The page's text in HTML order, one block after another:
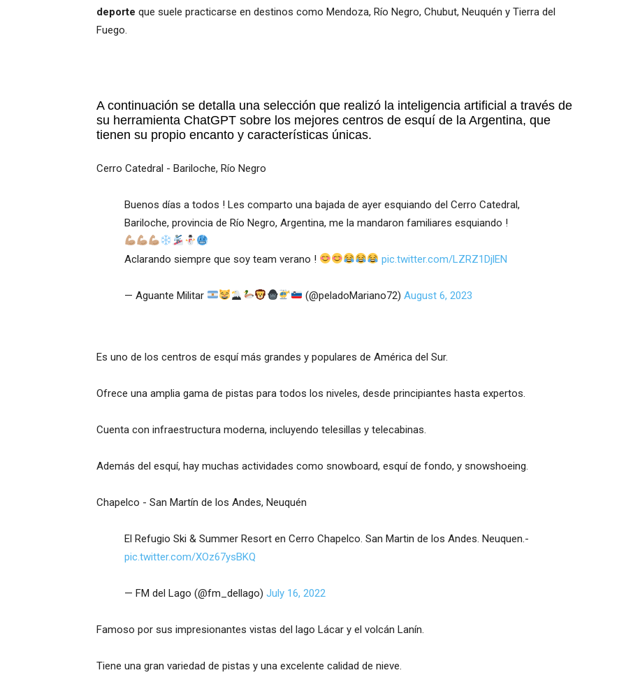
deporte que suele practicarse en destinos como Mendoza, Río Negro, Chubut, Neuquén y Tierra del
Fuego.
A continuación se detalla una selección que realizó la inteligencia artificial a través de
su herramienta ChatGPT sobre los mejores centros de esquí de la Argentina, que
tienen su propio encanto y características únicas.
Cerro Catedral - Bariloche, Río Negro
Buenos días a todos ! Les comparto una bajada de ayer esquiando del Cerro Catedral,
Bariloche, provincia de Río Negro, Argentina, me la mandaron familiares esquiando !
Aclarando siempre que soy team verano ! pic.twitter.com/LZRZ1DjlEN
— Aguante Militar (@peladoMariano72) August 6, 2023
Es uno de los centros de esquí más grandes y populares de América del Sur.
Ofrece una amplia gama de pistas para todos los niveles, desde principiantes hasta expertos.
Cuenta con infraestructura moderna, incluyendo telesillas y telecabinas.
Además del esquí, hay muchas actividades como snowboard, esquí de fondo, y snowshoeing.
Chapelco - San Martín de los Andes, Neuquén
El Refugio Ski & Summer Resort en Cerro Chapelco. San Martin de los Andes. Neuquen.-
pic.twitter.com/XOz67ysBKQ
— FM del Lago (@fm_dellago) July 16, 2022
Famoso por sus impresionantes vistas del lago Lácar y el volcán Lanín.
Tiene una gran variedad de pistas y una excelente calidad de nieve.